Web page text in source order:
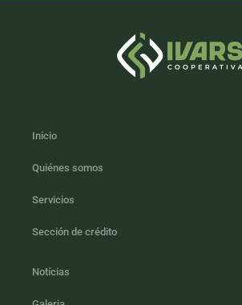
Inicio
Quiénes somos
Servicios
Sección de crédito
Notícias